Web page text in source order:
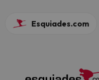
Esquiades.com